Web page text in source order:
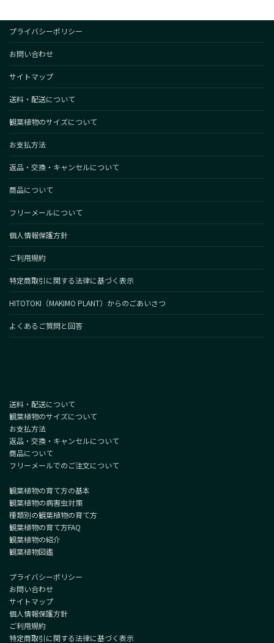
プライバシーポリシー
お問い合わせ
サイトマップ
送料・配送について
観葉植物のサイズについて
お支払方法
返品・交換・キャンセルについて
商品について
フリーメールについて
個人情報保護方針
ご利用規約
特定商取引に関する法律に基づく表示
HITOTOKI（MAKIMO PLANT）からのごあいさつ
よくあるご質問と回答
送料・配送について
観葉植物のサイズについて
お支払方法
返品・交換・キャンセルについて
商品について
フリーメールでのご注文について
観葉植物の育て方の基本
観葉植物の病害虫対策
種類別の観葉植物の育て方
観葉植物の育て方FAQ
観葉植物の紹介
観葉植物図鑑
プライバシーポリシー
お問い合わせ
サイトマップ
個人情報保護方針
ご利用規約
特定商取引に関する法律に基づく表示